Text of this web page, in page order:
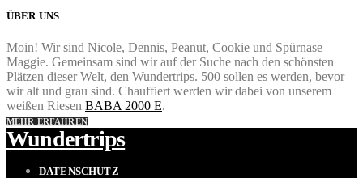
ÜBER UNS
Moin! Wir sind Nicole, Dennis, Peanut, Cookie und Spürnase
Maggie. Gemeinsam sind wir auf der Suche nach den schönsten
Plätzen dieser Welt, den Wundertrips. 500 sollen es werden, bevor
wir alt und grau sind. Chauffiert werden wir dabei von unserem
weißen Riesen BABA 2000 E.
MEHR ERFAHREN
Wundertrips
DATENSCHUTZ